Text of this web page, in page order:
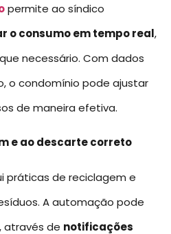
permite ao síndico
o consumo em tempo real,
necessário. Com dados
o condomínio pode ajustar
de maneira efetiva.
e ao descarte correto
práticas de reciclagem e
A automação pode
através de notificações